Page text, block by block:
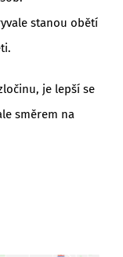
stanou obětí
je lepší se
směrem na